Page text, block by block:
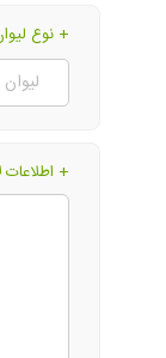
+ نوع
+